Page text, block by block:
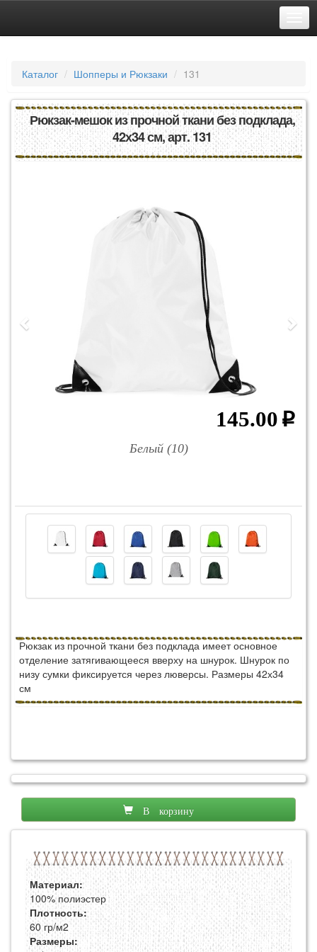
Каталог Шопперы и Рюкзаки 131
Рюкзак-мешок из прочной ткани без подклада,
42х34 см, арт. 131
Белый (10)
145.00 p
Рюкзак из прочной ткани без подклада имеет основное
отделение затягивающееся вверху на шнурок. Шнурок по
низу сумки фиксируется через люверсы. Размеры 42х34
см
В корзину
Материал:
100% полиэстер
Плотность:
60 гр/м2
Размеры: